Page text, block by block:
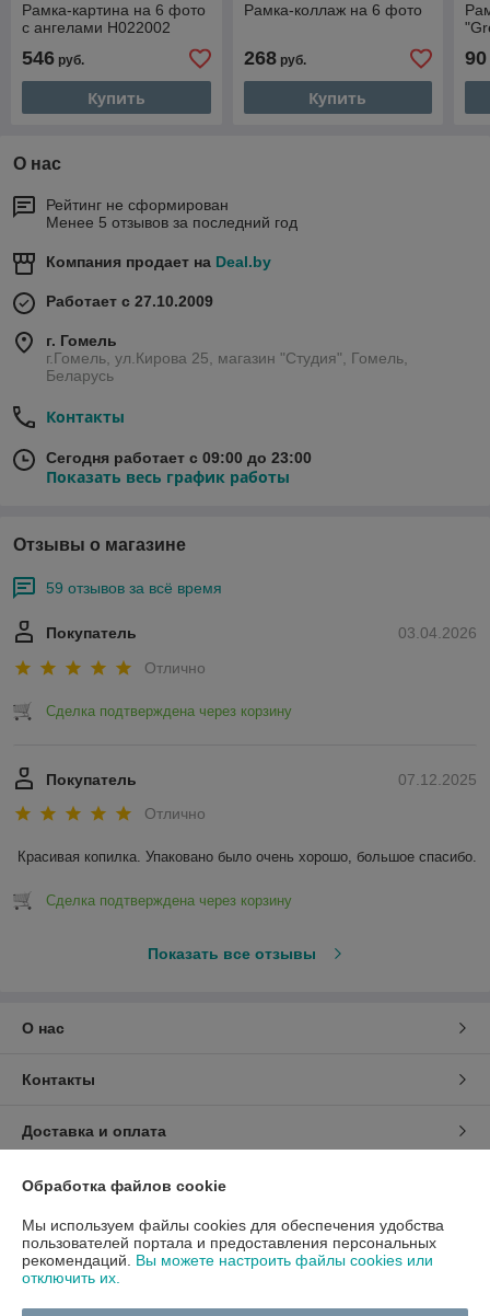
Рамка-картина на 6 фото
с ангелами Н022002
546 руб.
Купить
Рамка-коллаж на 6 фото
268руб.
Купить
90
О нас
Рейтинг не сформирован
Менее 5 отзывов за последний год
Компания продает на Deal.by
Работает с 27.10.2009
г. Гомель
г.Гомель, ул.Кирова 25, магазин "Студия", Гомель,
Беларусь
Контакты
Сегодня работает с 09:00 до 23:00
Показать весь график работы
Отзывы о магазине
59 отзывов за всё время
03.04.2026
Покупатель
Отлично
Сделка подтверждена через корзину
07.12.2025
Покупатель
Отлично
Красивая копилка. Упаковано было очень хорошо, большое спасибо.
Сделка подтверждена через корзину
Показать все отзывы
О нас
Контакты
Доставка и оплата
График работы
Полная версия сайта
Политика обработки cookies
Обработка файлов cookie
Мы используем файлы cookies для обеспечения удобства
пользователей портала и предоставления персональных
рекомендаций. Вы можете настроить файлы cookies или
отключить их.